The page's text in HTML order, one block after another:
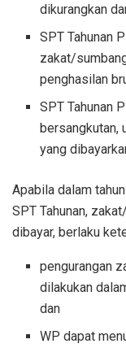
dikurangkan
SPT Tahunan
zakat/
penghasilan
SPT Tahunan
bersangkutan,
yang
Apabila dalam
SPT Tahunan,
dibayar, berlaku
pengurangan
dilakukan
dan
WP dapat